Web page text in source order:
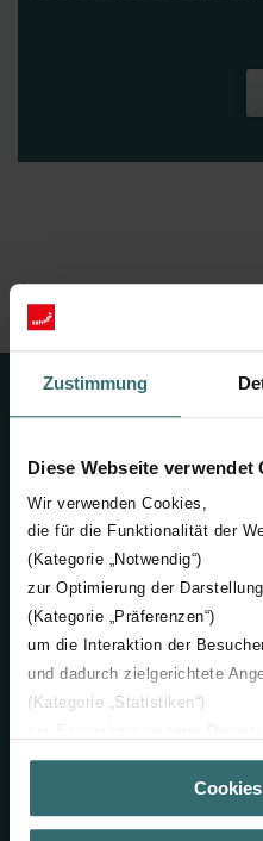
Zustimmung
Diese Webseite verwendet
Wir verwenden Cookies,
die für die Funktionalität der
(Kategorie „Notwendig“)
zur Optimierung der
(Kategorie „Präferenzen“)
um die Interaktion der
und dadurch zielgerichtete
(Kategorie „Statistiken“)
(Kategorie „Marketing“)
Über „Details zeigen“ bzw. die
Sie weitere Informationen.
Úvod Kontakty Prodejní
+420 731 414 443
info@zehnder.cz
Neváhejte se na nás obrátit
Zehnder Group Czech Republic
Pod Kovosvitem 1431
391 02 Sezimovo Ústí
Česká republika
Společnost